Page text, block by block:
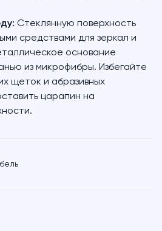
Стеклянную поверхность
средствами для зеркал и
основание
из микрофибры. Избегайте
щеток и абразивных
царапин на